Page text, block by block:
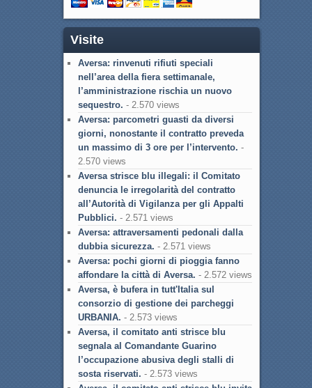
Visite
Aversa: rinvenuti rifiuti speciali
nell’area della fiera settimanale,
l’amministrazione rischia un nuovo
sequestro. - 2.570 views
Aversa: parcometri guasti da diversi
giorni, nonostante il contratto preveda
un massimo di 3 ore per l’intervento. -
2.570 views
Aversa strisce blu illegali: il Comitato
denuncia le irregolarità del contratto
all’Autorità di Vigilanza per gli Appalti
Pubblici. - 2.571 views
Aversa: attraversamenti pedonali dalla
dubbia sicurezza. - 2.571 views
Aversa: pochi giorni di pioggia fanno
affondare la città di Aversa. - 2.572 views
Aversa, è bufera in tutt'Italia sul
consorzio di gestione dei parcheggi
URBANIA. - 2.573 views
Aversa, il comitato anti strisce blu
segnala al Comandante Guarino
l’occupazione abusiva degli stalli di
sosta riservati. - 2.573 views